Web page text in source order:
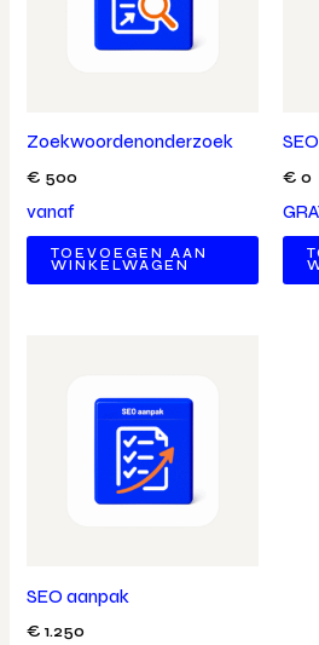
Zoekwoordenonderzoek
€ 500
vanaf
TOEVOEGEN AAN
WINKELWAGEN
€ 0
SEO aanpak
€ 1.250